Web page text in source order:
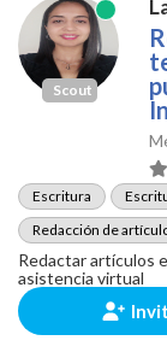
Scout
Escritura
Redacción de
Redactar artículos
asistencia virtual